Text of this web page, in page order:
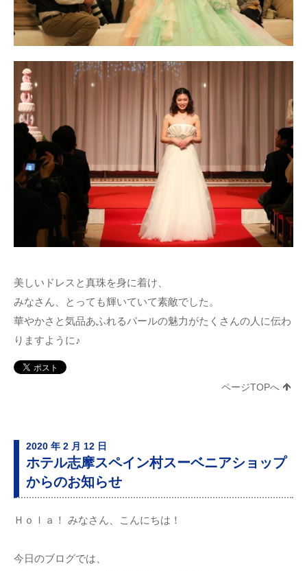
美しいドレスと真珠を身に着け、
みなさん、とっても輝いていて素敵でした。
華やかさと気品あふれるパールの魅力がたくさんの人に伝わ
りますように♪
ページTOPへ
2020 年 2 月 12 日
ホテル志摩スペイン村スーベニアショップ
からのお知らせ
Ｈｏｌａ！ みなさん、こんにちは！
今日のブログでは、